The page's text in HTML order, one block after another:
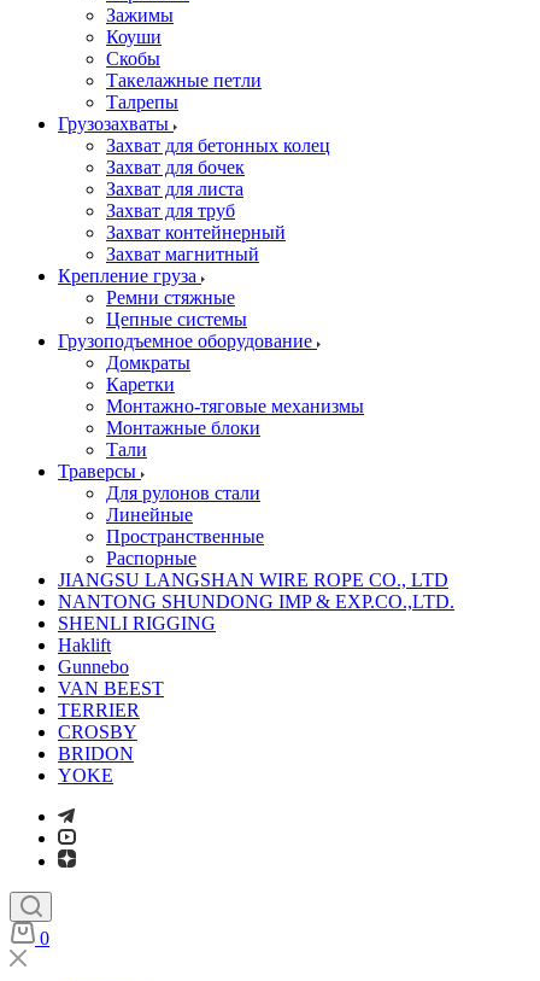
Зажимы
Коуши
Скобы
Такелажные петли
Талрепы
Грузозахваты
Захват для бетонных колец
Захват для бочек
Захват для листа
Захват для труб
Захват контейнерный
Захват магнитный
Крепление груза
Ремни стяжные
Цепные системы
Грузоподъемное оборудование
Домкраты
Каретки
Монтажно-тяговые механизмы
Монтажные блоки
Тали
Траверсы
Для рулонов стали
Линейные
Пространственные
Распорные
JIANGSU LANGSHAN WIRE ROPE CO., LTD
NANTONG SHUNDONG IMP & EXP.CO.,LTD.
SHENLI RIGGING
Haklift
Gunnebo
VAN BEEST
TERRIER
CROSBY
BRIDON
YOKE
0